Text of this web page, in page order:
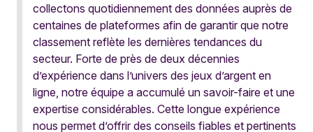
collectons quotidiennement des données auprès de
centaines de plateformes afin de garantir que notre
classement reflète les dernières tendances du
secteur. Forte de près de deux décennies
d’expérience dans l’univers des jeux d’argent en
ligne, notre équipe a accumulé un savoir-faire et une
expertise considérables. Cette longue expérience
nous permet d’offrir des conseils fiables et pertinents